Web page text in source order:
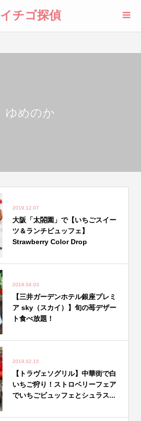
イチゴ探偵
ゆめのか
2019.12.07
大阪「太閤園」で【いちごスイー
ツ＆ランチビュッフェ】
Strawberry Color Drop
2019.04.03
【三井ガーデンホテル銀座プレミ
ア sky（スカイ）】旬の苺デザー
ト食べ放題！
2019.02.15
【トラヴェソグリル】中華街で白
いちご狩り！ストロベリーフェア
でいちごビュッフェとシュラス...